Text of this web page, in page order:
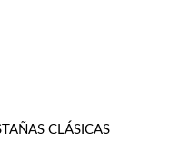
CLÁSICAS